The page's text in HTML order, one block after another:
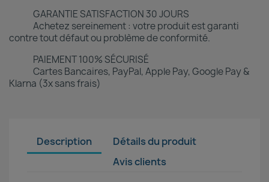
GARANTIE SATISFACTION 30 JOURS
Achetez sereinement : votre produit est garanti
contre tout défaut ou problème de conformité.
PAIEMENT 100% SÉCURISÉ
Cartes Bancaires, PayPal, Apple Pay, Google Pay &
Klarna (3x sans frais)
Description
Détails du produit
Avis clients